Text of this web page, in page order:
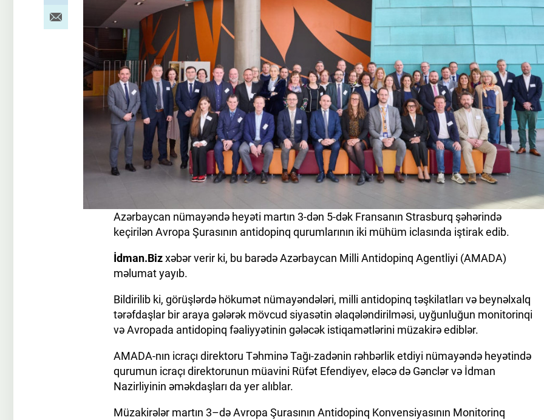
Azərbaycan nümayəndə heyəti martın 3-dən 5-dək Fransanın Strasburq şəhərində
keçirilən Avropa Şurasının antidopinq qurumlarının iki mühüm iclasında iştirak edib.
İdman.Bizxəbər verir ki, bu barədə Azərbaycan Milli Antidopinq Agentliyi (AMADA)
məlumat yayıb.
Bildirilib ki, görüşlərdə hökumət nümayəndələri, milli antidopinq təşkilatları və beynəlxalq
tərəfdaşlar bir araya gələrək mövcud siyasətin əlaqələndirilməsi, uyğunluğun monitorinqi
və Avropada antidopinq fəaliyyətinin gələcək istiqamətlərini müzakirə ediblər.
AMADA-nın icraçı direktoru Təhminə Tağı-zadənin rəhbərlik etdiyi nümayəndə heyətində
qurumun icraçı direktorunun müavini Rüfət Efendiyev, eləcə də Gənclər və İdman
Nazirliyinin əməkdaşları da yer alıblar.
Müzakirələr martın 3–də Avropa Şurasının Antidopinq Konvensiyasının Monitorinq